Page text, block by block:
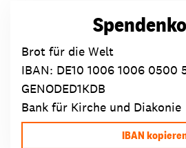
Brot für die Welt
IBAN: DE10 1006 1006 0500
GENODED1KDB
Bank für Kirche und Diakonie
IBAN